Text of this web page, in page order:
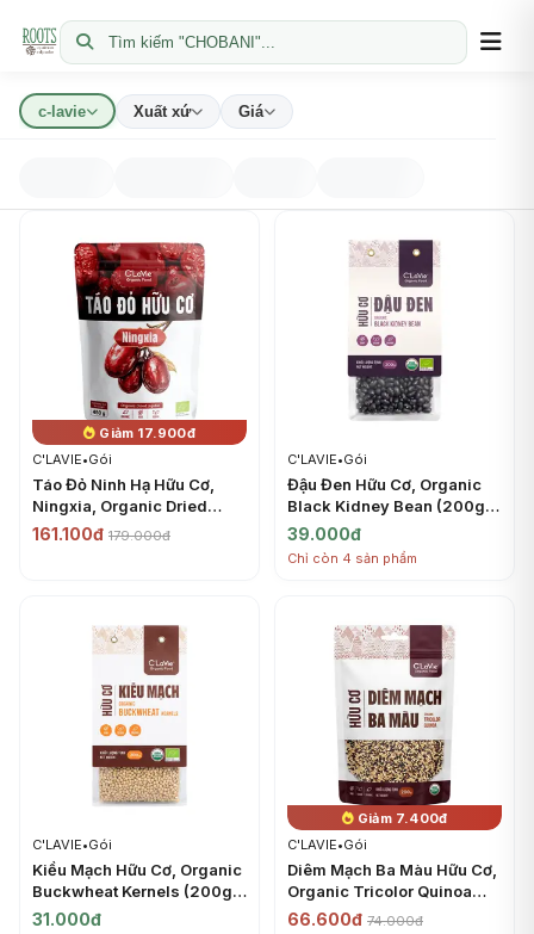
Tìm kiếm "CHOBANI"...
c-lavie Xuất xứ Giá
Giảm 17.900đ
C'LAVIE•Gói
Táo Đỏ Ninh Hạ Hữu Cơ,
Ningxia, Organic Dried
Jujube (450g) - C'LAVIE
161.100đ 179.000đ
C'LAVIE•Gói
Đậu Đen Hữu Cơ, Organic
Black Kidney Bean (200g) -
C'LAVIE
39.000đ
Chỉ còn 4 sản phẩm
C'LAVIE•Gói
Kiều Mạch Hữu Cơ, Organic
Buckwheat Kernels (200g)
- C'LAVIE
31.000đ
Giảm 7.400đ
C'LAVIE•Gói
Diêm Mạch Ba Màu Hữu Cơ,
Organic Tricolor Quinoa
(200g) - C'LAVIE
66.600đ 74.000đ